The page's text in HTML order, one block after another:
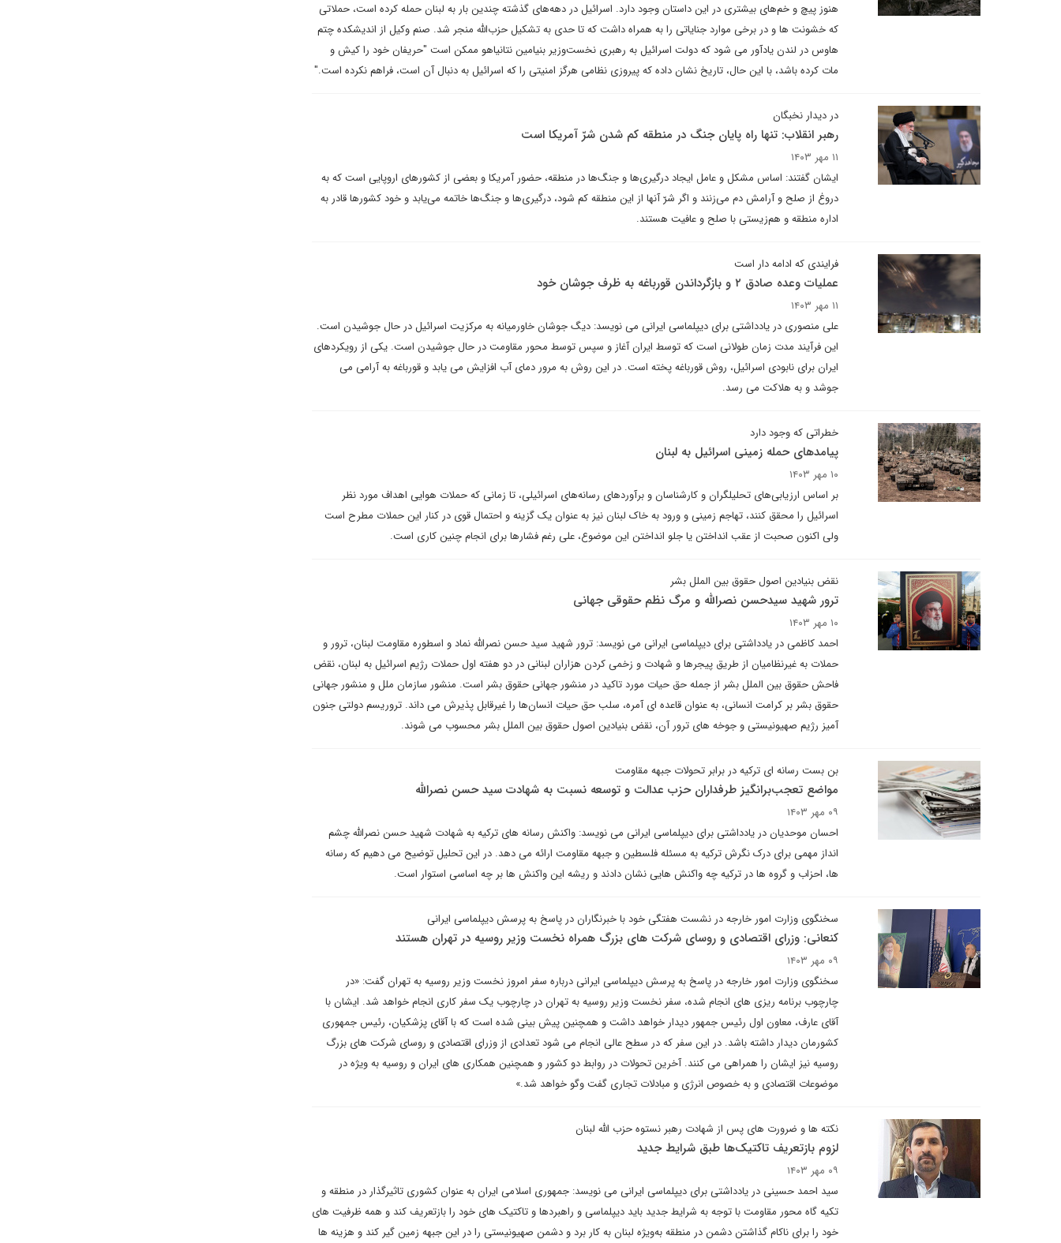
هنوز پیچ و خم‌های بیشتری در این داستان وجود دارد. اسرائیل در دهه‌های گذشته چندین بار به لبنان حمله کرده است، حملاتی
که خشونت ها و در برخی موارد جنایاتی را به همراه داشت که تا حدی به تشکیل حزب‌الله منجر شد. صنم وکیل از اندیشکده چتم
هاوس در لندن یادآور می شود که دولت اسرائیل به رهبری نخست‌وزیر بنیامین نتانیاهو ممکن است "حریفان خود را کیش و
مات کرده باشد، با این حال، تاریخ نشان داده که پیروزی نظامی هرگز امنیتی را که اسرائیل به دنبال آن است، فراهم نکرده است."
در دیدار نخبگان
رهبر انقلاب: تنها راه پایان جنگ در منطقه کم شدن شرّ آمریکا است
۱۱ مهر ۱۴۰۳
ایشان گفتند: اساس مشکل و عامل ایجاد درگیری‌ها و جنگ‌ها در منطقه، حضور آمریکا و بعضی از کشورهای اروپایی است که به
دروغ از صلح و آرامش دم می‌زنند و اگر شرّ آنها از این منطقه کم شود، درگیری‌ها و جنگ‌ها خاتمه می‌یابد و خود کشورها قادر به
اداره منطقه و هم‌زیستی با صلح و عافیت هستند.
فرایندی که ادامه دار است
عملیات وعده صادق ۲ و بازگرداندن قورباغه به ظرف جوشان خود
۱۱ مهر ۱۴۰۳
علی منصوری در یادداشتی برای دیپلماسی ایرانی می نویسد: دیگ جوشان خاورمیانه به مرکزیت اسرائیل در حال جوشیدن است.
این فرآیند مدت زمان طولانی است که توسط ایران آغاز و سپس توسط محور مقاومت در حال جوشیدن است. یکی از رویکردهای
ایران برای نابودی اسرائیل، روش قورباغه پخته است. در این روش به مرور دمای آب افزایش می یابد و قورباغه به آرامی می
جوشد و به هلاکت می رسد.
خطراتی که وجود دارد
پیامدهای حمله زمینی اسرائیل به لبنان
۱۰ مهر ۱۴۰۳
بر اساس ارزیابی‌های تحلیلگران و کارشناسان و برآورد‌های رسانه‌های اسرائیلی، تا زمانی که حملات هوایی اهداف مورد نظر
اسرائیل را محقق کنند، تهاجم زمینی و ورود به خاک لبنان نیز به عنوان یک گزینه و احتمال قوی در کنار این حملات مطرح است
ولی اکنون صحبت از عقب انداختن یا جلو انداختن این موضوع، علی رغم فشارها برای انجام چنین کاری است.
نقض بنیادین اصول حقوق بین الملل بشر
ترور شهید سیدحسن نصرالله و مرگ نظم حقوقی جهانی
۱۰ مهر ۱۴۰۳
احمد کاظمی در یادداشتی برای دیپلماسی ایرانی می نویسد: ترور شهید سید حسن نصرالله نماد و اسطوره مقاومت لبنان، ترور و
حملات به غیرنظامیان از طریق پیجرها و شهادت و زخمی کردن هزاران لبنانی در دو هفته اول حملات رژیم اسرائیل به لبنان، نقض
فاحش حقوق بین الملل بشر از جمله حق حیات مورد تاکید در منشور جهانی حقوق بشر است. منشور سازمان ملل و منشور جهانی
حقوق بشر بر کرامت انسانی، به عنوان قاعده ای آمره، سلب حق حیات انسان‌ها را غیرقابل پذیرش می داند. تروریسم دولتی جنون
آمیز رژیم صهیونیستی و جوخه های ترور آن، نقض بنیادین اصول حقوق بین الملل بشر محسوب می شوند.
بن بست رسانه ای ترکیه در برابر تحولات جبهه مقاومت
مواضع تعجب‌برانگیز طرفداران حزب عدالت و توسعه نسبت به شهادت سید حسن نصرالله
۰۹ مهر ۱۴۰۳
احسان موحدیان در یادداشتی برای دیپلماسی ایرانی می نویسد: واکنش رسانه های ترکیه به شهادت شهید حسن نصرالله چشم
انداز مهمی برای درک نگرش ترکیه به مسئله فلسطین و جبهه مقاومت ارائه می دهد. در این تحلیل توضیح می دهیم که رسانه
ها، احزاب و گروه ها در ترکیه چه واکنش هایی نشان دادند و ریشه این واکنش ها بر چه اساسی استوار است.
سخنگوی وزارت امور خارجه در نشست هفتگی خود با خبرنگاران در پاسخ به پرسش دیپلماسی ایرانی
کنعانی: وزرای اقتصادی و روسای شرکت های بزرگ همراه نخست وزیر روسیه در تهران هستند
۰۹ مهر ۱۴۰۳
سخنگوی وزارت امور خارجه در پاسخ به پرسش دیپلماسی ایرانی درباره سفر امروز نخست وزیر روسیه به تهران گفت: «در
چارچوب برنامه ریزی های انجام شده، سفر نخست وزیر روسیه به تهران در چارچوب یک سفر کاری انجام خواهد شد. ایشان با
آقای عارف، معاون اول رئیس جمهور دیدار خواهد داشت و همچنین پیش بینی شده است که با آقای پزشکیان، رئیس جمهوری
کشورمان دیدار داشته باشد. در این سفر که در سطح عالی انجام می شود تعدادی از وزرای اقتصادی و روسای شرکت های بزرگ
روسیه نیز ایشان را همراهی می کنند. آخرین تحولات در روابط دو کشور و همچنین همکاری های ایران و روسیه به ویژه در
موضوعات اقتصادی و به خصوص انرژی و مبادلات تجاری گفت وگو خواهد شد.»
نکته ها و ضرورت های پس از شهادت رهبر نستوه حزب الله لبنان
لزوم بازتعریف تاکتیک‌ها طبق شرایط جدید
۰۹ مهر ۱۴۰۳
سید احمد حسینی در یادداشتی برای دیپلماسی ایرانی می نویسد: جمهوری اسلامی ایران به عنوان کشوری تاثیرگذار در منطقه و
تکیه گاه محور مقاومت با توجه به شرایط جدید باید دیپلماسی و راهبردها و تاکتیک های خود را بازتعریف کند و همه ظرفیت های
خود را برای ناکام گذاشتن دشمن در منطقه به‌ویژه لبنان به کار برد و دشمن صهیونیستی را در این جبهه زمین گیر کند و هزینه ها